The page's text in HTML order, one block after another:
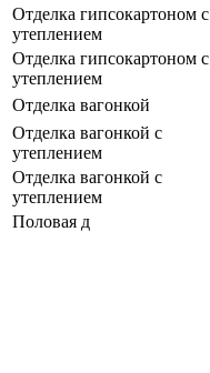
Отделка гипсокартоном с
утеплением
Отделка гипсокартоном с
утеплением
Отделка вагонкой
Отделка вагонкой с
утеплением
Отделка вагонкой с
утеплением
Половая д